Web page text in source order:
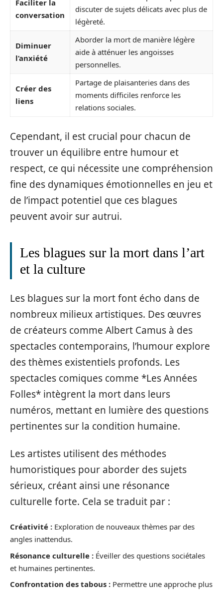
Faciliter la
conversation
discuter de sujets délicats avec plus de
légèreté.
Diminuer
l’anxiété
Aborder la mort de manière légère
aide à atténuer les angoisses
personnelles.
Créer des
liens
Partage de plaisanteries dans des
moments difficiles renforce les
relations sociales.
Cependant, il est crucial pour chacun de
trouver un équilibre entre humour et
respect, ce qui nécessite une compréhension
fine des dynamiques émotionnelles en jeu et
de l’impact potentiel que ces blagues
peuvent avoir sur autrui.
Les blagues sur la mort dans l’art
et la culture
Les blagues sur la mort font écho dans de
nombreux milieux artistiques. Des œuvres
de créateurs comme Albert Camus à des
spectacles contemporains, l’humour explore
des thèmes existentiels profonds. Les
spectacles comiques comme *Les Années
Folles* intègrent la mort dans leurs
numéros, mettant en lumière des questions
pertinentes sur la condition humaine.
Les artistes utilisent des méthodes
humoristiques pour aborder des sujets
sérieux, créant ainsi une résonance
culturelle forte. Cela se traduit par :
Créativité : Exploration de nouveaux thèmes par des
angles inattendus.
Résonance culturelle : Éveiller des questions sociétales
et humaines pertinentes.
Confrontation des tabous : Permettre une approche plus